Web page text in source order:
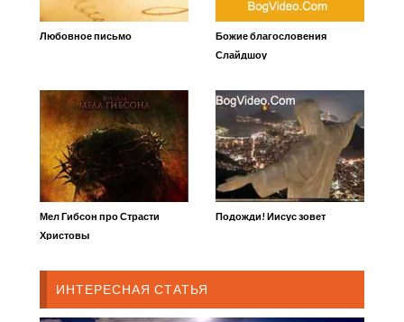
Любовное письмо
Божие благословения
Слайдшоу
Мел Гибсон про Страсти
Христовы
Подожди! Иисус зовет
ИНТЕРЕСНАЯ СТАТЬЯ